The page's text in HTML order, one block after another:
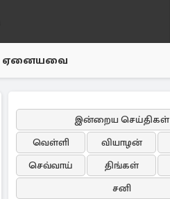
ஏனையவை
இன்றைய செய்திகள்
வெள்ளி
வியாழன்
செவ்வாய்
திங்கள்
சனி